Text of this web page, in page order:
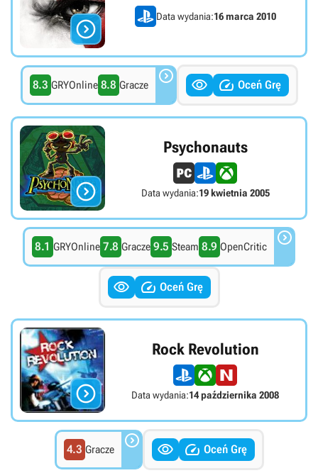
 Data wydania:16 marca 2010
8.3 GRYOnline 8.8 Gracze    Oceń Grę

Psychonauts
Data wydania:19 kwietnia 2005
8.1 GRYOnline 7.8 Gracze 9.5 Steam 8.9 OpenCritic 
  Oceń Grę

Rock Revolution
Data wydania:14 października 2008
4.3 Gracze    Oceń Grę